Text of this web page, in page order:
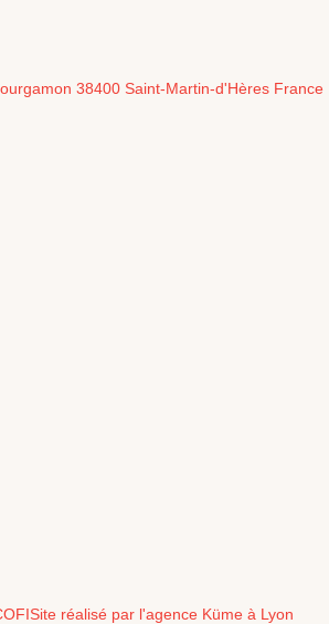
38400 Saint-Martin-d'Hères France
Site réalisé par l'agence Küme à Lyon